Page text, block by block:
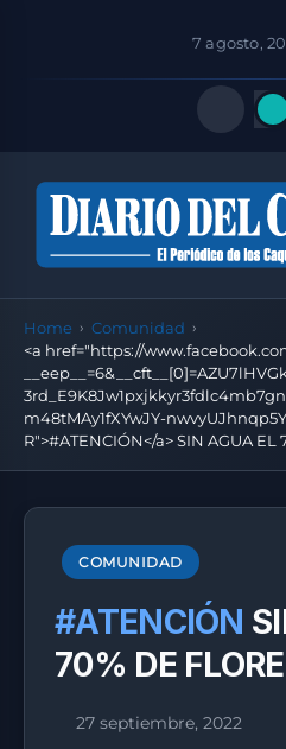
7 agosto,
Quick Links
Home
Comunidad
<a href="https://
m48tMAy1fXYwJY-
R">#ATENCIÓN</a> SIN AGUA EL
COMUNIDAD
#ATENCIÓN
70% DE
27 septiembre, 2022